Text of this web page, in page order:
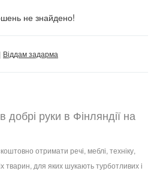
не знайдено!
Віддам задарма
добрі руки в Фінляндії на
отримати речі, меблі, техніку,
тварин, для яких шукають турботливих і